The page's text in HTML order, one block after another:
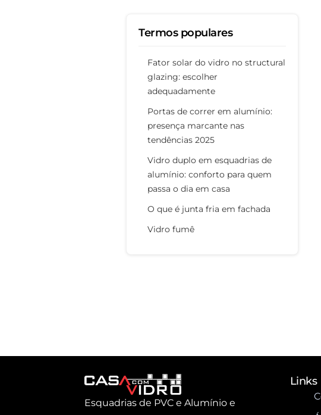
Termos populares
Fator solar do vidro no structural
glazing: escolher
adequadamente
Portas de correr em alumínio:
presença marcante nas
tendências 2025
Vidro duplo em esquadrias de
alumínio: conforto para quem
passa o dia em casa
O que é junta fria em fachada
Vidro fumê
Esquadrias de PVC e Alumínio e
Links